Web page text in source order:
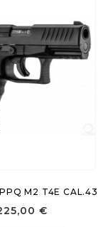
M2 T4E CAL.43
€